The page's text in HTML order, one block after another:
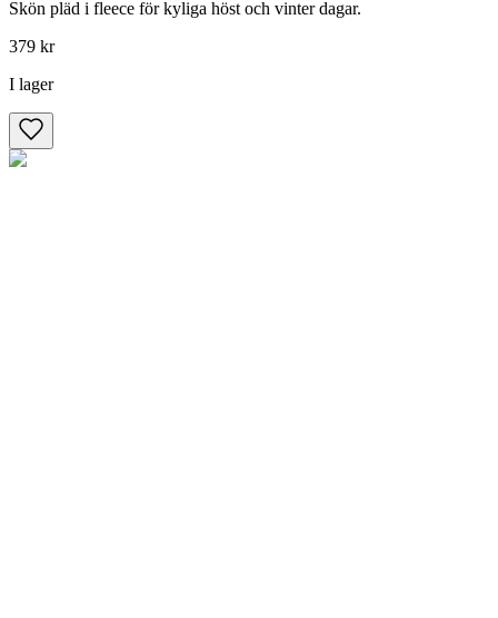
Skön pläd i fleece för kyliga höst och vinter dagar.
379 kr
I lager